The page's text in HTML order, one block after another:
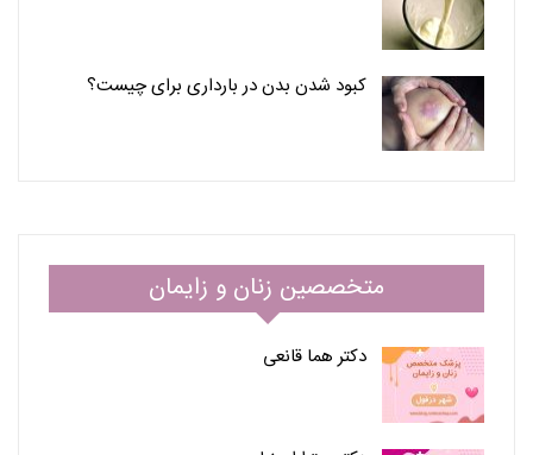
کبود شدن بدن در بارداری برای چیست؟
متخصصین زنان و زایمان
دکتر هما قانعی